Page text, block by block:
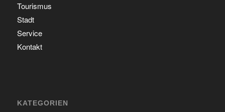
Tourismus
Stadt
Service
Kontakt
KATEGORIEN